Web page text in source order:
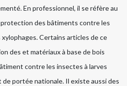
En professionnel, il se réfère au
des bâtiments contre les
Certains articles de ce
des et matériaux à base de bois
contre les insectes à larves
de portée nationale. Il existe aussi des